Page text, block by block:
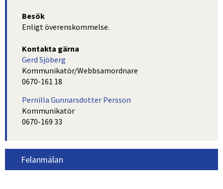
Besök
Enligt överenskommelse.
Kontakta gärna
Gerd Sjöberg
Kommunikatör/Webbsamordnare
0670-161 18
Pernilla Gunnarsdotter Persson
Kommunikatör
0670-169 33
Felanmälan